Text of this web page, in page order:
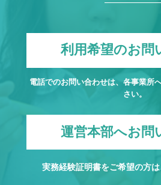
利用希望のお問
電話でのお問い合わせは、各事業所
さい。
運営本部へお問
実務経験証明書をご希望の方は